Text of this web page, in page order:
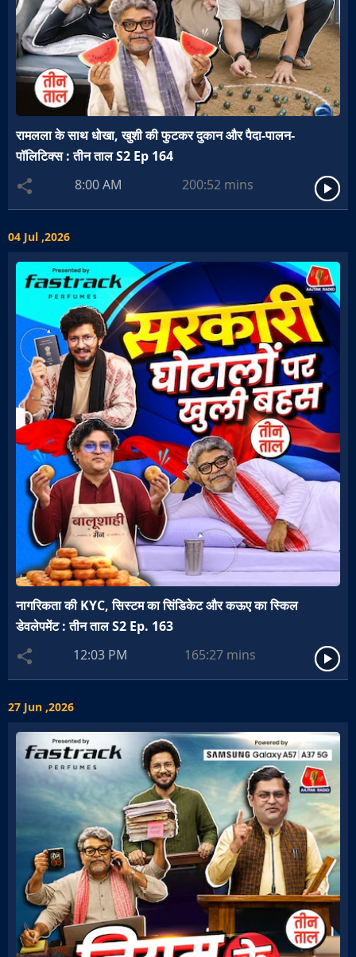
रामलला के साथ धोखा, खुशी की फुटकर दुकान और पैदा-पालन-
पॉलिटिक्स : तीन ताल S2 Ep 164
8:00 AM
200:52mins
04 Jul ,2026
नागरिकता की KYC, सिस्टम का सिंडिकेट और कऊए का स्किल
डेवलेपमेंट : तीन ताल S2 Ep. 163
12:03 PM
165:27 mins
27 Jun ,2026